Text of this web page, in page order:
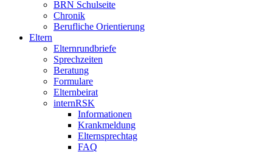
BRN Schulseite
Chronik
Berufliche Orientierung
Eltern
Elternrundbriefe
Sprechzeiten
Beratung
Formulare
Elternbeirat
internRSK
Informationen
Krankmeldung
Elternsprechtag
FAQ